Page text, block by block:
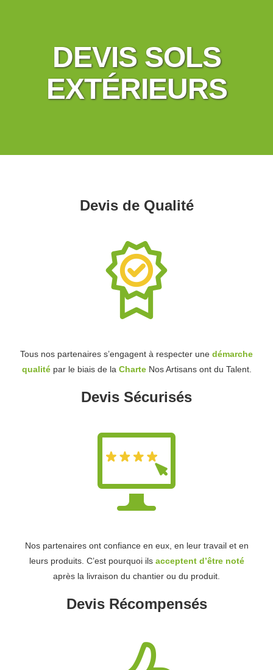
DEVIS SOLS
EXTÉRIEURS
Devis de Qualité
Tous nos partenaires s’engagent à respecter une démarche
qualitépar le biais de la Charte Nos Artisans ont du Talent.
Devis Sécurisés
Nos partenaires ont confiance en eux, en leur travail et en
leurs produits. C’est pourquoi ils acceptent d’être noté
après la livraison du chantier ou du produit.
Devis Récompensés